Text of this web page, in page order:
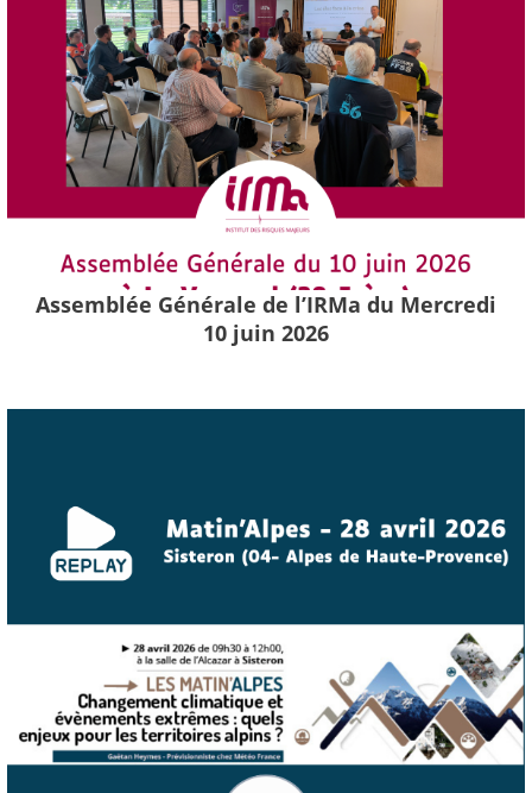
Assemblée Générale de l’IRMa du Mercredi
10 juin 2026